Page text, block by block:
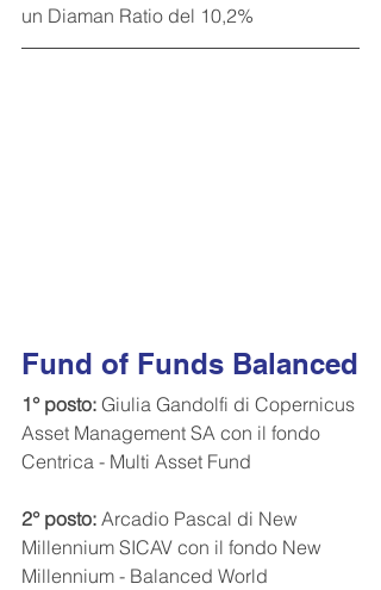
un Diaman Ratio del 10,2%
Fund of Funds Balanced
1° posto: Giulia Gandolfi di Copernicus
Asset Management SA con il fondo
Centrica - Multi Asset Fund
2° posto: Arcadio Pascal di New
Millennium SICAV con il fondo New
Millennium - Balanced World